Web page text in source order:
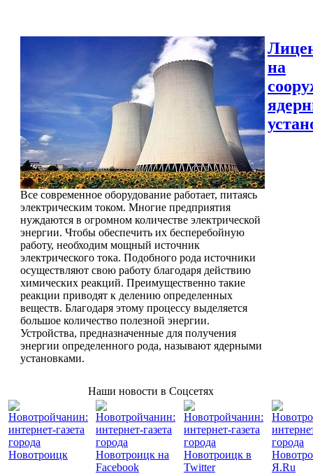
Все современное оборудование работает, питаясь
электрическим током. Многие предприятия
нуждаются в огромном количестве электрической
энергии. Чтобы обеспечить их бесперебойную
работу, необходим мощный источник
электрического тока. Подобного рода источники
осуществляют свою работу благодаря действию
химических реакций. Преимущественно такие
реакции приводят к делению определенных
веществ. Благодаря этому процессу выделяется
большое количество полезной энергии.
Устройства, предназначенные для получения
энергии определенного рода, называют ядерными
установками.
на
Наши новости в Соцсетях